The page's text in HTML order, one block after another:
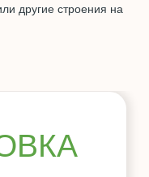
другие строения на